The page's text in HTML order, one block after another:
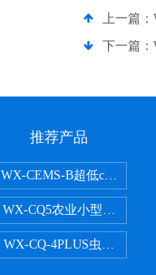
上一篇：
下一篇：
推荐产品
WX-CEMS-B超低cems烟气
WX-CQ5农业小型气象站
WX-CQ-4PLUS虫情测报灯